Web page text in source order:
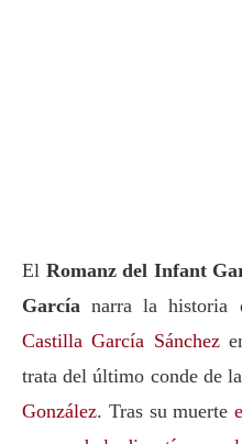
El Romanz del Infant
García narra la historia
Castilla García Sánchez
trata del último conde de
González. Tras su muerte